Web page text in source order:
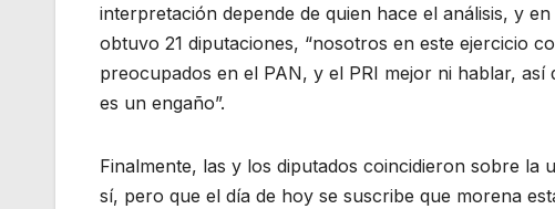
interpretación depende de quien hace el análisis, y
obtuvo 21 diputaciones, “nosotros en este ejercicio
preocupados en el PAN, y el PRI mejor ni hablar,
es un engaño”.
Finalmente, las y los diputados coincidieron sobre la
sí, pero que el día de hoy se suscribe que morena